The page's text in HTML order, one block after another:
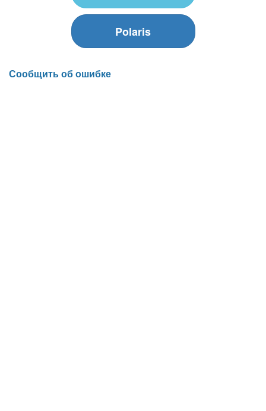
Polaris
Сообщить об ошибке